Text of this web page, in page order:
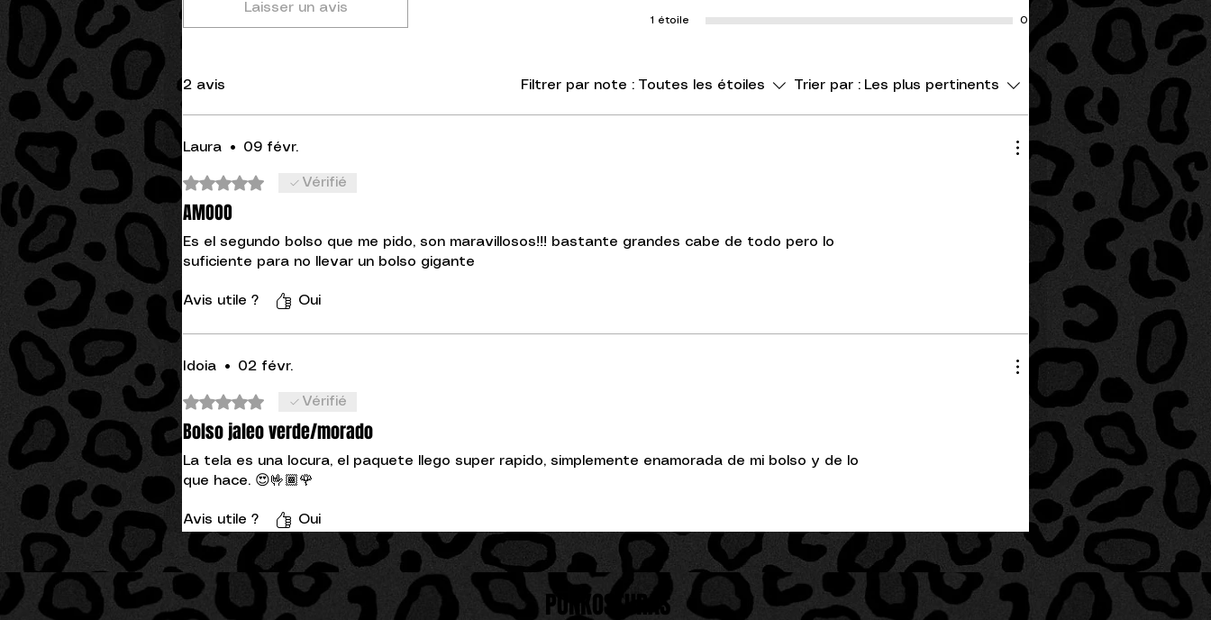
Laisser un avis
1 étoile 0
2 avis Filtrer par note : Toutes les étoiles Trier par : Les plus pertinents
Laura • 09 févr.
Noté 5 sur 5. Vérifié
AMOOO
Es el segundo bolso que me pido, son maravillosos!!! bastante grandes cabe de todo pero lo
suficiente para no llevar un bolso gigante
Avis utile ? Oui
Idoia • 02 févr.
Noté 5 sur 5. Vérifié
Bolso jaleo verde/morado
La tela es una locura, el paquete llego super rapido, simplemente enamorada de mi bolso y de lo
que hace. 😍🤟🏾🌹
Avis utile ? Oui
PUNKOSTURAS